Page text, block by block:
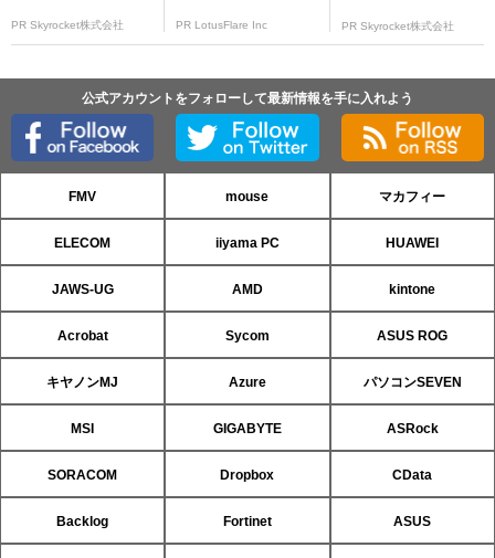
PR Skyrocket株式会社 PR LotusFlare Inc PR Skyrocket株式会社
公式アカウントをフォローして最新情報を手に入れよう
FMV mouse マカフィー
ELECOM iiyama PC HUAWEI
JAWS-UG AMD kintone
Acrobat Sycom ASUS ROG
キヤノンMJ Azure パソコンSEVEN
MSI GIGABYTE ASRock
SORACOM Dropbox CData
Backlog Fortinet ASUS